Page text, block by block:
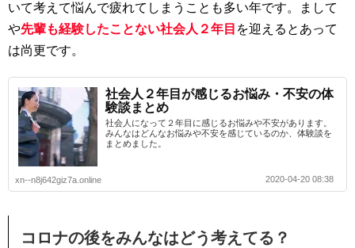
いて考えて悩んで疲れてしまうことも多い年です。まして
や先輩も経験したことない社会人２年目 を迎えるとあって
は尚更です。
社会人２年目が感じるお悩み・不安の体
験談まとめ
社会人になって２年目に感じるお悩みや不安があります。
みんなはどんなお悩みや不安を感じているのか、体験談を
まとめました。
xn--n8j642giz7a.online 2020-04-20 08:38
コロナの後をみんなはどう考えてる？